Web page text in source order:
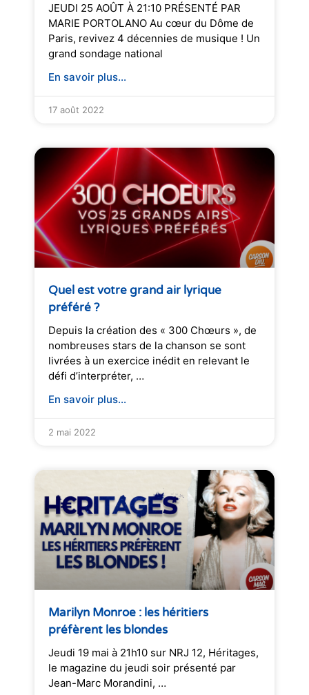
JEUDI 25 AOÛT À 21:10 PRÉSENTÉ PAR
MARIE PORTOLANO Au cœur du Dôme de
Paris, revivez 4 décennies de musique ! Un
grand sondage national
En savoir plus...
17 août 2022
Quel est votre grand air lyrique
préféré ?
Depuis la création des « 300 Chœurs », de
nombreuses stars de la chanson se sont
livrées à un exercice inédit en relevant le
défi d’interpréter, …
En savoir plus...
2 mai 2022
Marilyn Monroe : les héritiers
préfèrent les blondes
Jeudi 19 mai à 21h10 sur NRJ 12, Héritages,
le magazine du jeudi soir présenté par
Jean-Marc Morandini, …